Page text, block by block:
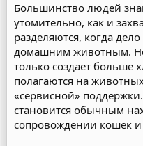
Большинство людей
утомительно, как и
разделяются, когда
домашним животным.
только создает больше
полагаются на
«сервисной»
становится обычным
сопровождении кошек и